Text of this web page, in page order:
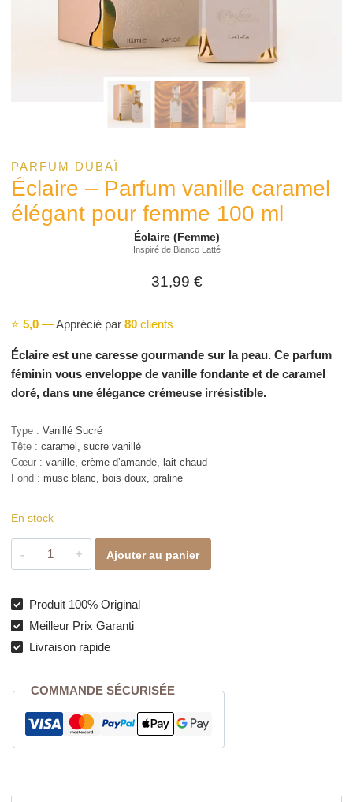
PARFUM DUBAÏ
Éclaire – Parfum vanille caramel
élégant pour femme 100 ml
Éclaire (Femme)
Inspiré de Bianco Latté
31,99 €
⭐ 5,0—Apprécié par 80clients
Éclaire est une caresse gourmande sur la peau. Ce parfum
féminin vous enveloppe de vanille fondante et de caramel
doré, dans une élégance crémeuse irrésistible.
Type : Vanillé Sucré
Tête : caramel, sucre vanillé
Cœur : vanille, crème d’amande, lait chaud
Fond : musc blanc, bois doux, praline
En stock
quantité
de
–
Parfum
vanille
pour
femme
100
Ajouter au panier
Produit 100% Original
Meilleur Prix Garanti
Livraison rapide
COMMANDE SÉCURISÉE